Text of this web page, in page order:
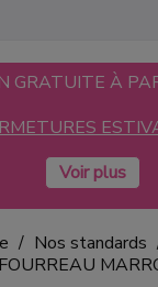
GRATUITE À
Nos standards